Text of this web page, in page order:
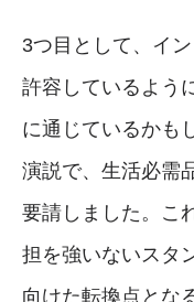
3つ目として、イ
許容しているよう
に通じているかも
演説で、生活必需
要請しました。こ
担を強いないスタ
向けた転換点とな